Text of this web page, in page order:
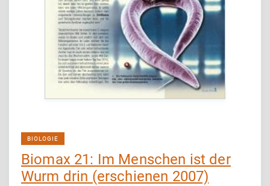
BIOLOGIE
Biomax 21: Im Menschen ist der
Wurm drin (erschienen 2007)